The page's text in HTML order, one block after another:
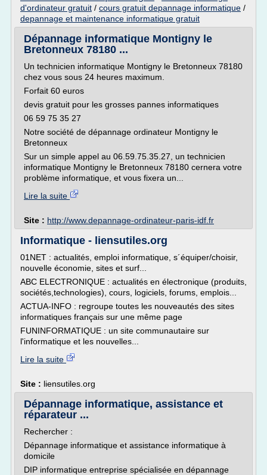
d'ordinateur gratuit / cours gratuit depannage informatique /
depannage et maintenance informatique gratuit
Dépannage informatique Montigny le
Bretonneux 78180 ...
Un technicien informatique Montigny le Bretonneux 78180
chez vous sous 24 heures maximum.
Forfait 60 euros
devis gratuit pour les grosses pannes informatiques
06 59 75 35 27
Notre société de dépannage ordinateur Montigny le
Bretonneux
Sur un simple appel au 06.59.75.35.27, un technicien
informatique Montigny le Bretonneux 78180 cernera votre
problème informatique, et vous fixera un...
Lire la suite
Site : http://www.depannage-ordinateur-paris-idf.fr
Informatique - liensutiles.org
01NET : actualités, emploi informatique, s´équiper/choisir,
nouvelle économie, sites et surf...
ABC ELECTRONIQUE : actualités en électronique (produits,
sociétés,technologies), cours, logiciels, forums, emplois...
ACTUA-INFO : regroupe toutes les nouveautés des sites
informatiques français sur une même page
FUNINFORMATIQUE : un site communautaire sur
l'informatique et les nouvelles...
Lire la suite
Site : liensutiles.org
Dépannage informatique, assistance et
réparateur ...
Rechercher :
Dépannage informatique et assistance informatique à
domicile
DIP informatique entreprise spécialisée en dépannage